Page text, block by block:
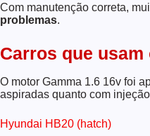
Com manutenção correta,
problemas.
Carros que usam
O motor Gamma 1.6 16v foi
aspiradas quanto com
Hyundai HB20 (hatch)